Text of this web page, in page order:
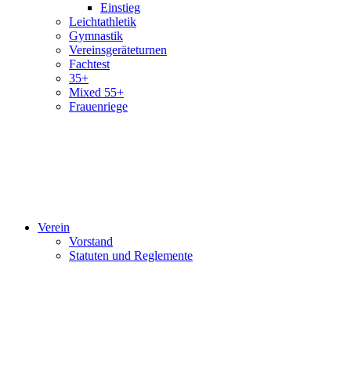
Einstieg
Leichtathletik
Gymnastik
Vereinsgeräteturnen
Fachtest
35+
Mixed 55+
Frauenriege
Verein
Vorstand
Statuten und Reglemente